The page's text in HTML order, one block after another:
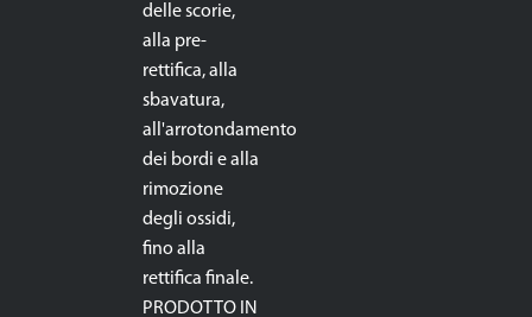
delle scorie,
alla pre-
rettifica, alla
sbavatura,
all'arrotondamento
dei bordi e alla
rimozione
degli ossidi,
fino alla
rettifica finale.
PRODOTTO IN